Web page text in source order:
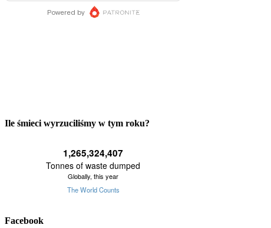
Ile śmieci wyrzuciliśmy w tym roku?
Facebook